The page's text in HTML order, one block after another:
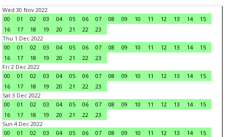
Wed 30 Nov 2022
00
01 02 03 04 05 06 07 08 09 10 11 12 13 14
15
16
17 18 19 20 21 22
23
Thu 1 Dec 2022
00
01 02 03 04 05 06 07 08 09 10 11 12 13 14
15
16
17 18 19 20 21 22
23
Fri 2 Dec 2022
00
01 02 03 04 05 06 07 08 09 10 11 12 13 14
15
16
17 18 19 20 21 22
23
Sat 3 Dec 2022
00
01 02 03 04 05 06 07 08 09 10 11 12 13 14
15
16
17 18 19 20 21 22
23
Sun 4 Dec 2022
00
01 02 03 04 05 06 07 08 09 10 11 12 13 14
15